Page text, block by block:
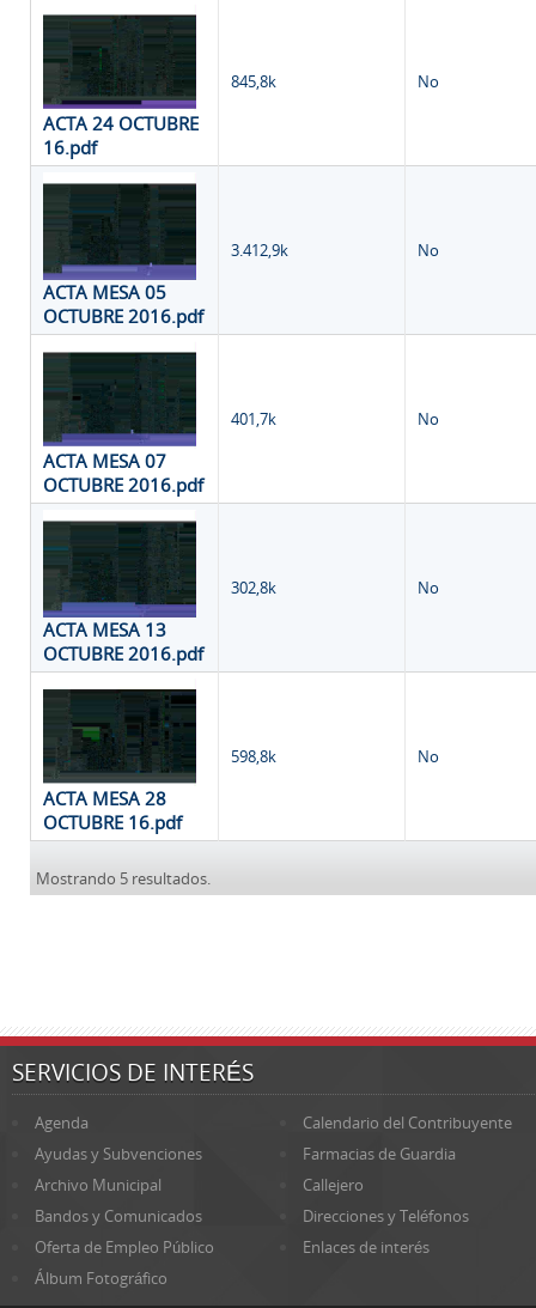
ACTA 24 OCTUBRE
16.pdf
845,8k No
ACTA MESA 05
OCTUBRE 2016.pdf
3.412,9k No
ACTA MESA 07
OCTUBRE 2016.pdf
401,7k No
ACTA MESA 13
OCTUBRE 2016.pdf
302,8k No
ACTA MESA 28
OCTUBRE 16.pdf
598,8k No
Mostrando 5 resultados.
SERVICIOS DE INTERÉS
Agenda
Calendario del Contribuyente
Ayudas y Subvenciones
Farmacias de Guardia
Archivo Municipal
Callejero
Bandos y Comunicados
Direcciones y Teléfonos
Oferta de Empleo Público
Enlaces de interés
Álbum Fotográfico